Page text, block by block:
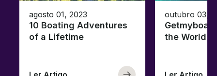
agosto 01, 2023
10 Boating Adventures
of a Lifetime
outubro 03,
the World